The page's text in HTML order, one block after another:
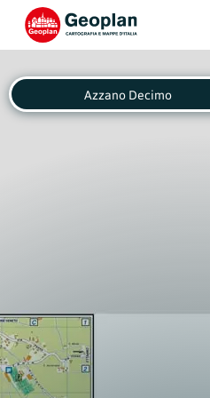
Azzano Decimo